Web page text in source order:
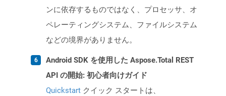
ンに依存するものではなく、プロセッサ、オ
ペレーティングシステム、ファイルシステム
などの境界がありません。
Android SDK を使用した Aspose.Total REST
API の開始: 初心者向けガイド
Quickstart クイック スタートは、